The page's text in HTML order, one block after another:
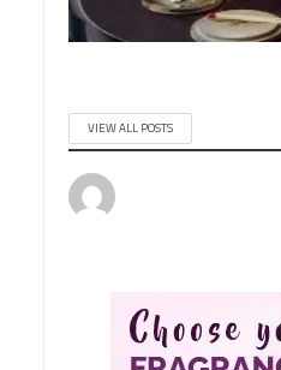
VIEW ALL POSTS